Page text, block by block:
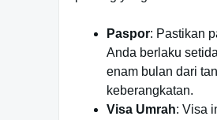
Paspor: Pastikan
Anda berlaku
enam bulan dari
keberangkatan.
Visa Umrah: Visa